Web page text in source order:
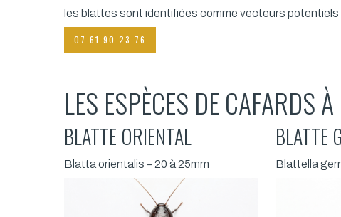
les blattes sont identifiées comme vecteurs
07 61 90 23 76
LES ESPÈCES DE CAFARDS
BLATTE ORIENTAL
Blatta orientalis – 20 à 25mm
BLATTE
Blattella